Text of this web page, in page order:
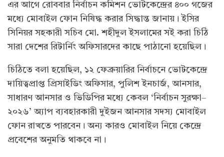
এর আগে রোববার নির্বাচন কমিশন ভোটকেন্দ্রের ৪০০ গজের
মধ্যে মোবাইল ফোন নিষিদ্ধ করার সিদ্ধান্ত জানায়। ইসির
সিনিয়র সহকারী সচিব মো. শহীদুল ইসলামের সই করা চিঠি
সারা দেশের রিটার্নিং অফিসারদের কাছে পাঠানো হয়েছিল।
চিঠিতে বলা হয়েছিল, ১২ ফেব্রুয়ারির নির্বাচনে ভোটকেন্দ্রে
দায়িত্বপ্রাপ্ত প্রিসাইডিং অফিসার, পুলিশ ইনচার্জ, আনসার,
সাধারণ আনসার ও ভিডিপির মধ্যে কেবল ‘নির্বাচন সুরক্ষা–
২০২৬’ অ্যাপ ব্যবহারকারী দুইজন আনসার সদস্য মোবাইল
ফোন রাখতে পারবেন। অন্য কারও মোবাইল নিয়ে কেন্দ্রে
প্রবেশের অনুমতি থাকবে না।